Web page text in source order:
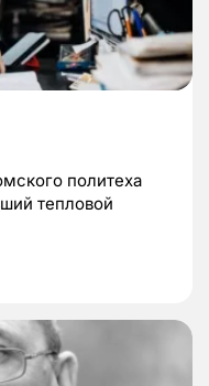
политеха
тепловой